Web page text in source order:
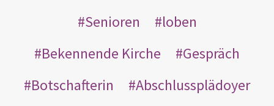
Senioren
loben
Bekennende Kirche
Gespräch
Botschafterin
Abschlussplädoyer